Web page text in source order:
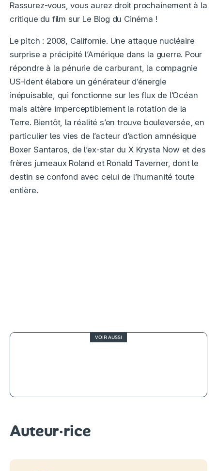
Rassurez-vous, vous aurez droit prochainement à la
critique du film sur Le Blog du Cinéma !
Le pitch : 2008, Californie. Une attaque nucléaire
surprise a précipité l’Amérique dans la guerre. Pour
répondre à la pénurie de carburant, la compagnie
US-ident élabore un générateur d’énergie
inépuisable, qui fonctionne sur les flux de l’Océan
mais altère imperceptiblement la rotation de la
Terre. Bientôt, la réalité s’en trouve bouleversée, en
particulier les vies de l’acteur d’action amnésique
Boxer Santaros, de l’ex-star du X Krysta Now et des
frères jumeaux Roland et Ronald Taverner, dont le
destin se confond avec celui de l’humanité toute
entière.
VOIR AUSSI
Auteur·rice